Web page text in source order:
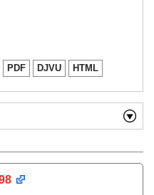
PDF DJVU HTML